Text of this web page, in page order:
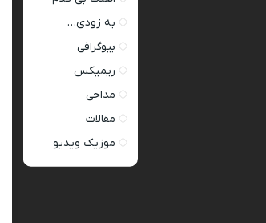
به زودی…
بیوگرافی
ریمیکس
مداحی
مقالات
موزیک ویدیو